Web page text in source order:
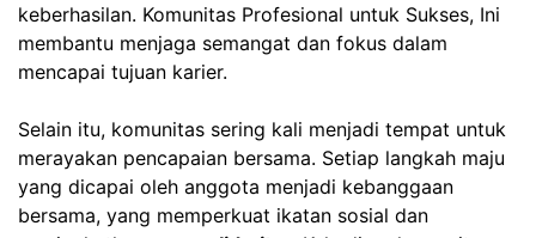
keberhasilan. Komunitas Profesional untuk Sukses, Ini
membantu menjaga semangat dan fokus dalam
mencapai tujuan karier.
Selain itu, komunitas sering kali menjadi tempat untuk
merayakan pencapaian bersama. Setiap langkah maju
yang dicapai oleh anggota menjadi kebanggaan
bersama, yang memperkuat ikatan sosial dan